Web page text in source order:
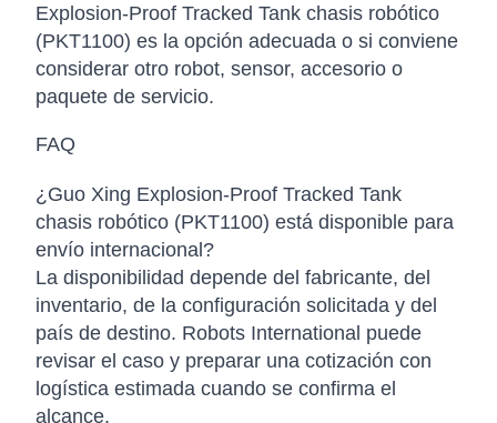
Explosion-Proof Tracked Tank chasis robótico
(PKT1100) es la opción adecuada o si conviene
considerar otro robot, sensor, accesorio o
paquete de servicio.
FAQ
¿Guo Xing Explosion-Proof Tracked Tank
chasis robótico (PKT1100) está disponible para
envío internacional?
La disponibilidad depende del fabricante, del
inventario, de la configuración solicitada y del
país de destino. Robots International puede
revisar el caso y preparar una cotización con
logística estimada cuando se confirma el
alcance.